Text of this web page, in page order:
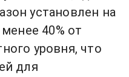
установлен на
40% от
уровня, что
для